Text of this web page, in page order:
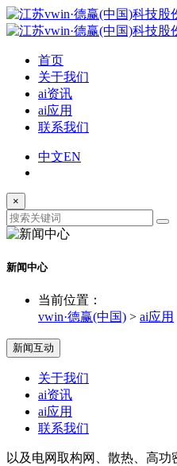
首页
关于我们
ai资讯
ai应用
联系我们
中文EN
×
新闻中心
当前位置：
vwin·德赢(中国) > ai应用
新闻互动
关于我们
ai资讯
ai应用
联系我们
以及电网取构网、散热、高功